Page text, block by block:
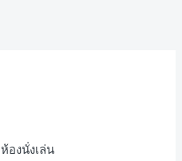
ห้องนั่งเล่น